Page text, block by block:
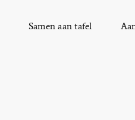
Samen aan tafel